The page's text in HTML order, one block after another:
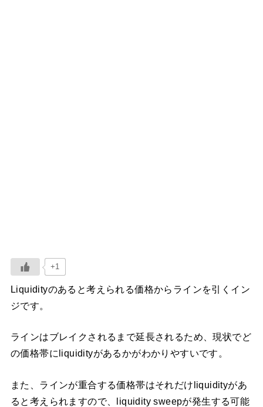
+1
Liquidityのあると考えられる価格からラインを引くイン
ジです。
ラインはブレイクされるまで延長されるため、現状でど
の価格帯にliquidityがあるかがわかりやすいです。
また、ラインが重合する価格帯はそれだけliquidityがあ
ると考えられますので、liquidity sweepが発生する可能